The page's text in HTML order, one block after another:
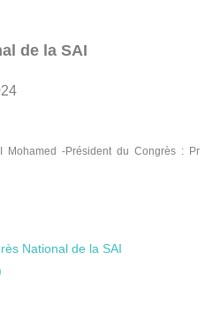
de la SAI
Mohamed -Président du Congrès : Pr
National de la SAI